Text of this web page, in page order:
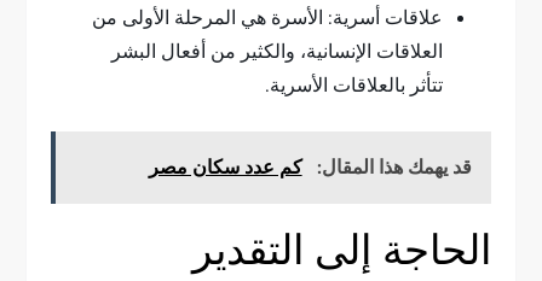
علاقات أسرية: الأسرة هي المرحلة الأولى من
العلاقات الإنسانية، والكثير من أفعال البشر
تتأثر بالعلاقات الأسرية.
قد يهمك هذا المقال: كم عدد سكان مصر
الحاجة إلى التقدير